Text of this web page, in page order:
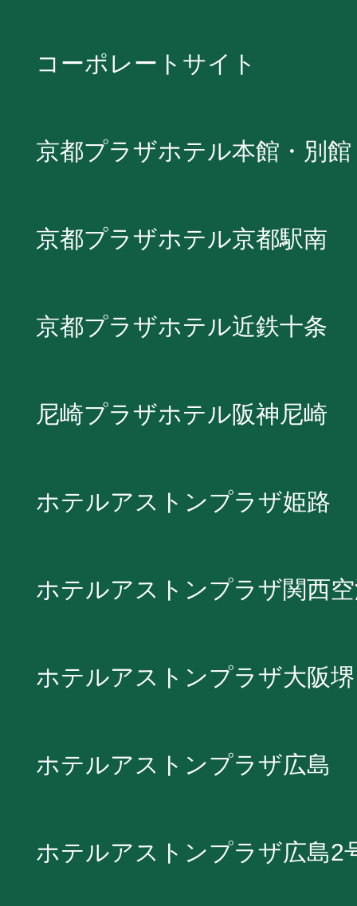
コーポレートサイト
京都プラザホテル本館・別館
京都プラザホテル京都駅南
京都プラザホテル近鉄十条
尼崎プラザホテル阪神尼崎
ホテルアストンプラザ姫路
ホテルアストンプラザ関西
ホテルアストンプラザ大阪堺
ホテルアストンプラザ広島
ホテルアストンプラザ広島2